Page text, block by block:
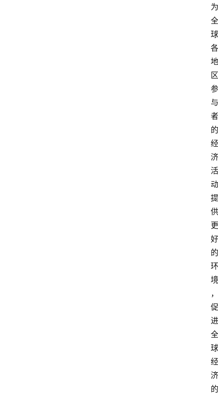
为
全
球
各
地
区
参
与
者
的
经
济
活
动
提
供
更
好
的
环
境
，
促
进
全
球
经
济
的